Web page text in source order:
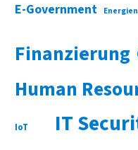
E-Government Energien
Finanzierung
Human
IoT IT